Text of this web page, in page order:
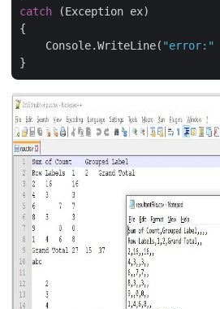
catch (Exception ex)
{
    Console.WriteLine(
"error:"